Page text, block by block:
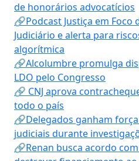
de honorários advocatícios
🔗Podcast Justiça em Foco
Judiciário e alerta para
algorítmica
🔗Alcolumbre promulga
LDO pelo Congresso
🔗 CNJ aprova
todo o país
🔗Delegados ganham
judiciais durante
🔗Renan busca acordo